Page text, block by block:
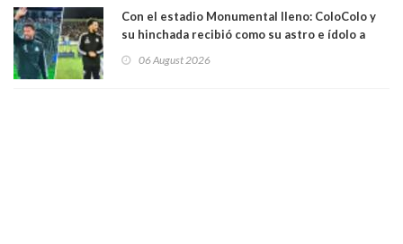
Con el estadio Monumental lleno: ColoColo y
su hinchada recibió como su astro e ídolo a
06 August 2026